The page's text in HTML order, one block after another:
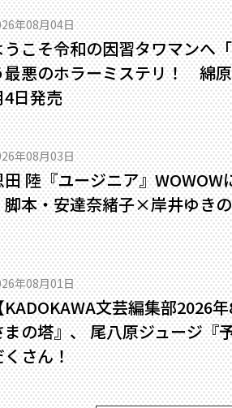
年08月04日
うこそ令和の因習タワマンへ
最悪のホラーミステリ！ 綿
4日発売
年08月03日
田 陸『ユージニア』
本・安達奈緒子×岸井ゆきの
年08月01日
KADOKAWA文芸編集部2026
まの塔』、 尾八原ジュージ『
くさん！